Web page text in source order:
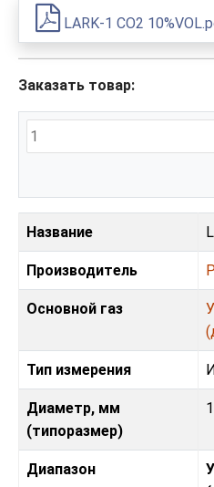
LARK-1 CO2
Заказать товар:
Название
Производитель
Основной газ
Тип измерения
Диаметр, мм
(типоразмер)
Диапазон